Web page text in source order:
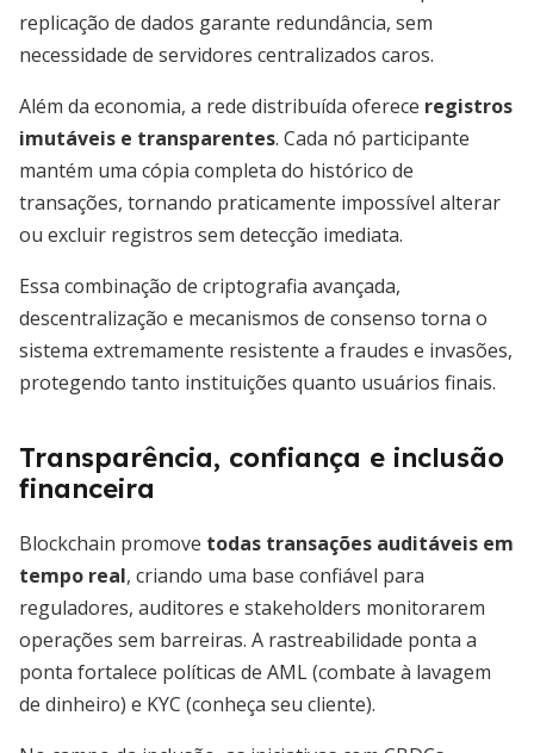
replicação de dados garante redundância, sem
necessidade de servidores centralizados caros.
Além da economia, a rede distribuída oferece registros
imutáveis e transparentes. Cada nó participante
mantém uma cópia completa do histórico de
transações, tornando praticamente impossível alterar
ou excluir registros sem detecção imediata.
Essa combinação de criptografia avançada,
descentralização e mecanismos de consenso torna o
sistema extremamente resistente a fraudes e invasões,
protegendo tanto instituições quanto usuários finais.
Transparência, confiança e inclusão
financeira
Blockchain promove todas transações auditáveis em
tempo real, criando uma base confiável para
reguladores, auditores e stakeholders monitorarem
operações sem barreiras. A rastreabilidade ponta a
ponta fortalece políticas de AML (combate à lavagem
de dinheiro) e KYC (conheça seu cliente).